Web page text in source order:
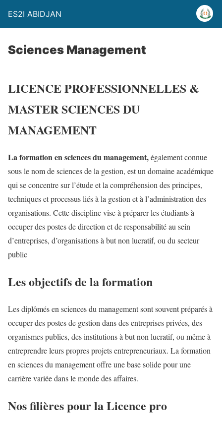
ES2I ABIDJAN
Sciences Management
LICENCE PROFESSIONNELLES &
MASTER SCIENCES DU
MANAGEMENT
La formation en sciences du management,également connue
sous le nom de sciences de la gestion, est un domaine académique
qui se concentre sur l’étude et la compréhension des principes,
techniques et processus liés à la gestion et à l’administration des
organisations. Cette discipline vise à préparer les étudiants à
occuper des postes de direction et de responsabilité au sein
d’entreprises, d’organisations à but non lucratif, ou du secteur
public
Les objectifs de la formation
Les diplômés en sciences du management sont souvent préparés à
occuper des postes de gestion dans des entreprises privées, des
organismes publics, des institutions à but non lucratif, ou même à
entreprendre leurs propres projets entrepreneuriaux. La formation
en sciences du management offre une base solide pour une
carrière variée dans le monde des affaires.
Nos filières pour la Licence pro